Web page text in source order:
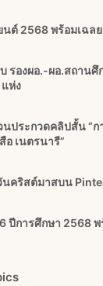
ต์ 2568 พร้อมเฉล
รองผอ.-ผอ.สถาน
ห่ง
ประกวดคลิปสั้น “ก
อ เนตรนารี”
นคริสต์มาสบน
ปีการศึกษา 2568